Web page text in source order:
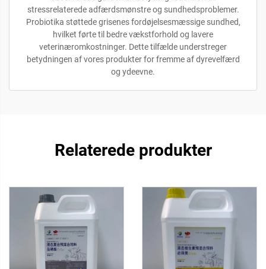
stressrelaterede adfærdsmønstre og sundhedsproblemer.
Probiotika støttede grisenes fordøjelsesmæssige sundhed,
hvilket førte til bedre vækstforhold og lavere
veterinæromkostninger. Dette tilfælde understreger
betydningen af vores produkter for fremme af dyrevelfærd
og ydeevne.
Relaterede produkter